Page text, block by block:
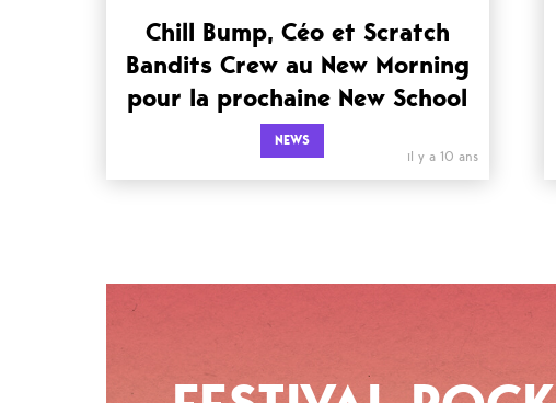
Chill Bump, Céo et Scratch
Bandits Crew au New Morning
pour la prochaine New School
NEWS
il y a 10 ans